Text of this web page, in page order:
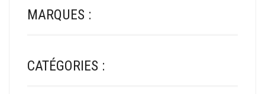
MARQUES :
CATÉGORIES :